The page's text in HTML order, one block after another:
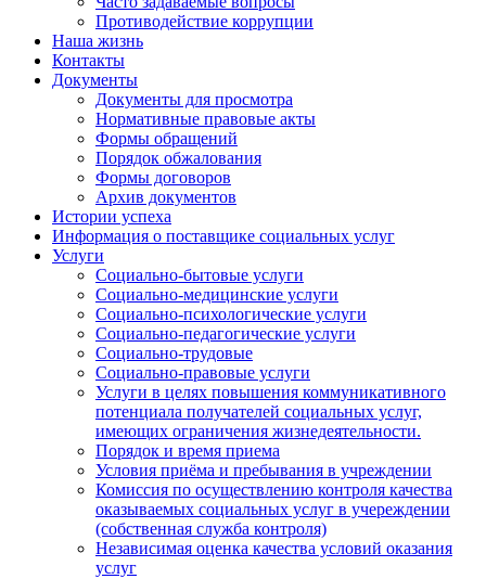
Противодействие коррупции
Наша жизнь
Контакты
Документы
Документы для просмотра
Нормативные правовые акты
Формы обращений
Порядок обжалования
Формы договоров
Архив документов
Истории успеха
Информация о поставщике социальных услуг
Услуги
Социально-бытовые услуги
Социально-медицинские услуги
Социально-психологические услуги
Социально-педагогические услуги
Социально-трудовые
Социально-правовые услуги
Услуги в целях повышения коммуникативного
потенциала получателей социальных услуг,
имеющих ограничения жизнедеятельности.
Порядок и время приема
Условия приёма и пребывания в учреждении
Комиссия по осуществлению контроля качества
оказываемых социальных услуг в учереждении
(собственная служба контроля)
Независимая оценка качества условий оказания
услуг